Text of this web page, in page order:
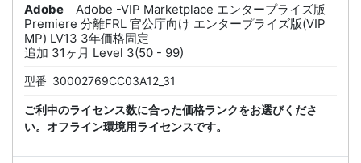
Adobe
Adobe -VIP Marketplace エンタープライズ版
Premiere 分離FRL 官公庁向け エンタープライズ版(VIP
MP) LV13 3年価格固定
追加 31ヶ月 Level 3(50 - 99)
型番 30002769CC03A12_31
ご利中のライセンス数に合った価格ランクをお選びくださ
い。オフライン環境用ライセンスです。